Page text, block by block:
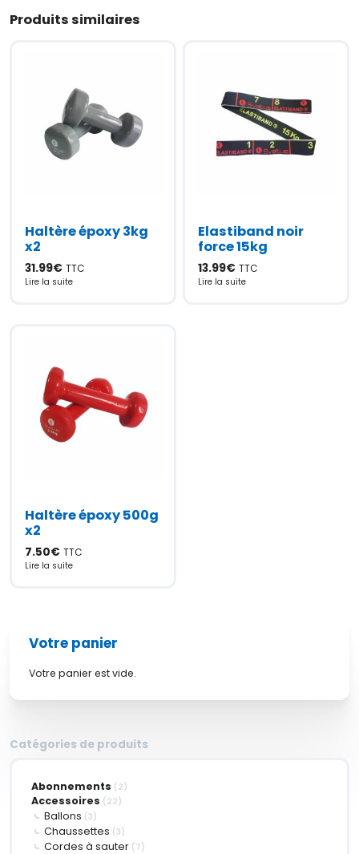
Votre panier
Votre panier est vide.
Catégories de produits
Abonnements (2)
Accessoires (22)
Ballons (3)
Chaussettes (3)
Cordes à sauter (7)
Produits similaires
Haltère époxy 3kg
x2
31.99€ TTC
Lire la suite
Elastiband noir
force 15kg
13.99€ TTC
Lire la suite
Haltère époxy 500g
x2
7.50€ TTC
Lire la suite